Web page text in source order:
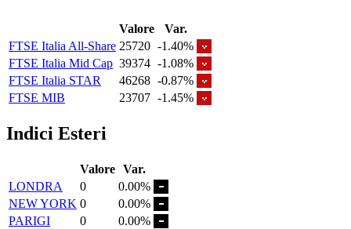
Valore
Var.
FTSE Italia All-Share 25720 -1.40%
FTSE Italia Mid Cap 39374 -1.08%
FTSE Italia STAR
46268 -0.87%
FTSE MIB
23707 -1.45%
Indici Esteri
Valore Var.
LONDRA
0
0.00%
NEW YORK 0
0.00%
PARIGI
0
0.00%